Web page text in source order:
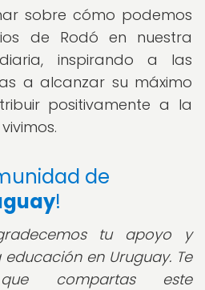
sobre cómo podemos
de Rodó en nuestra
inspirando a las
a alcanzar su máximo
positivamente a la
de
!
tu apoyo y
en Uruguay. Te
compartas este